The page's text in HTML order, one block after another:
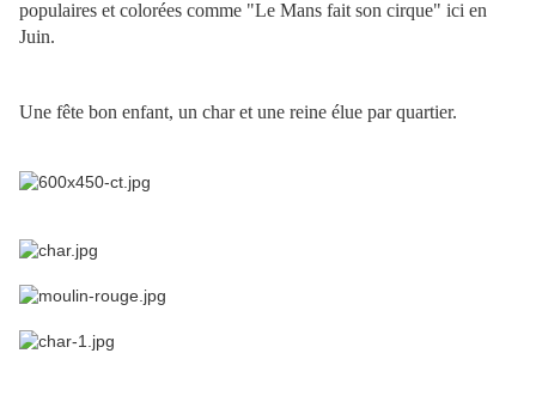
populaires et colorées comme "Le Mans fait son cirque" ici en
Juin.
Une fête bon enfant, un char et une reine élue par quartier.